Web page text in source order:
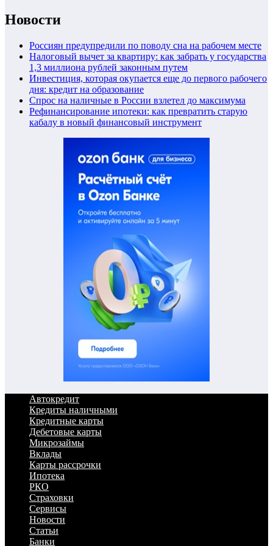
Новости
Россиян предупредили по поводу сна на рабочем месте
Налоговый вычет за квартиру: как забрать у государства
1,3 миллиона рублей законным путем
Инвестиция, которая окупается еще до первого рабочего
дня: кредит на образование
Спрос на наличные в России взлетел до максимума
Рефинансирование ипотеки: как превратить старую
кабалу в новый финансовый инструмент
Автокредит
Кредиты наличными
Кредитные карты
Дебетовые карты
Микрозаймы
Вклады
Карты рассрочки
Ипотека
РКО
Страховки
Сервисы
Новости
Статьи
Банки